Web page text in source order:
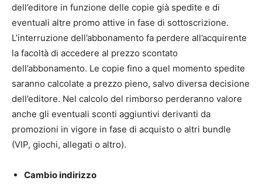
dell’editore in funzione delle copie già spedite e di
eventuali altre promo attive in fase di sottoscrizione.
L’interruzione dell’abbonamento fa perdere all’acquirente
la facoltà di accedere al prezzo scontato
dell’abbonamento. Le copie fino a quel momento spedite
saranno calcolate a prezzo pieno, salvo diversa decisione
dell’editore. Nel calcolo del rimborso perderanno valore
anche gli eventuali sconti aggiuntivi derivanti da
promozioni in vigore in fase di acquisto o altri bundle
(VIP, giochi, allegati o altro).
Cambio indirizzo